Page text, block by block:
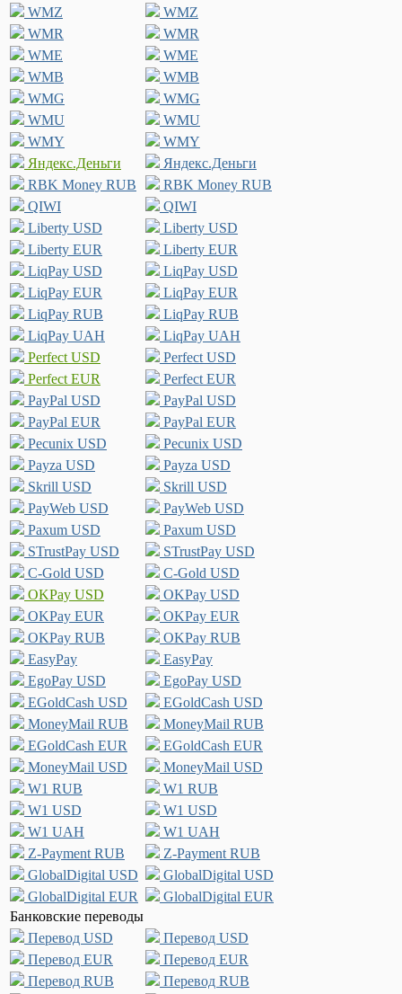
WMZ
WMZ
WMR
WMR
WME
WME
WMB
WMB
WMG
WMG
WMU
WMU
WMY
WMY
Яндекс.Деньги
Яндекс.Деньги
RBK Money RUB
RBK Money RUB
QIWI
QIWI
Liberty USD
Liberty USD
Liberty EUR
Liberty EUR
LiqPay USD
LiqPay USD
LiqPay EUR
LiqPay EUR
LiqPay RUB
LiqPay RUB
LiqPay UAH
LiqPay UAH
Perfect USD
Perfect USD
Perfect EUR
Perfect EUR
PayPal USD
PayPal USD
PayPal EUR
PayPal EUR
Pecunix USD
Pecunix USD
Payza USD
Payza USD
Skrill USD
Skrill USD
PayWeb USD
PayWeb USD
Paxum USD
Paxum USD
STrustPay USD
STrustPay USD
C-Gold USD
C-Gold USD
OKPay USD
OKPay USD
OKPay EUR
OKPay EUR
OKPay RUB
OKPay RUB
EasyPay
EasyPay
EgoPay USD
EgoPay USD
EGoldCash USD
EGoldCash USD
MoneyMail RUB
MoneyMail RUB
EGoldCash EUR
EGoldCash EUR
MoneyMail USD
MoneyMail USD
W1 RUB
W1 RUB
W1 USD
W1 USD
W1 UAH
W1 UAH
Z-Payment RUB
Z-Payment RUB
GlobalDigital USD
GlobalDigital USD
GlobalDigital EUR
GlobalDigital EUR
Банковские переводы
Перевод USD
Перевод USD
Перевод EUR
Перевод EUR
Перевод RUB
Перевод RUB